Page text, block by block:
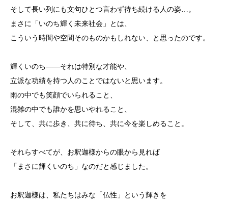
そして長い列にも文句ひとつ言わず待ち続ける人の姿…。
まさに「いのち輝く未来社会」とは、
こういう時間や空間そのものかもしれない、と思ったのです。
輝くいのち――それは特別な才能や、
立派な功績を持つ人のことではないと思います。
雨の中でも笑顔でいられること、
混雑の中でも誰かを思いやれること、
そして、共に歩き、共に待ち、共に今を楽しめること。
それらすべてが、お釈迦様からの眼から見れば
「まさに輝くいのち」なのだと感じました。
お釈迦様は、私たちはみな「仏性」という輝きを